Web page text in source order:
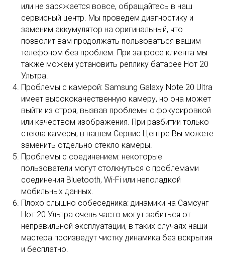
или не заряжается вовсе, обращайтесь в наш
сервисный центр. Мы проведем диагностику и
заменим аккумулятор на оригинальный, что
позволит вам продолжать пользоваться вашим
телефоном без проблем. При запросе клиента мы
также можем установить реплику батарее Нот 20
Ультра.
Проблемы с камерой: Samsung Galaxy Note 20 Ultra
имеет высококачественную камеру, но она может
выйти из строя, вызвав проблемы с фокусировкой
или качеством изображения. При разбитии только
стекла камеры, в нашем Сервис Центре Вы можете
заменить отдельно стекло камеры.
Проблемы с соединением: некоторые
пользователи могут столкнуться с проблемами
соединения Bluetooth, Wi-Fi или неполадкой
мобильных данных.
Плохо слышно собеседника: динамики на Самсунг
Нот 20 Ультра очень часто могут забиться от
неправильной эксплуатации, в таких случаях наши
мастера произведут чистку динамика без вскрытия
и бесплатно.